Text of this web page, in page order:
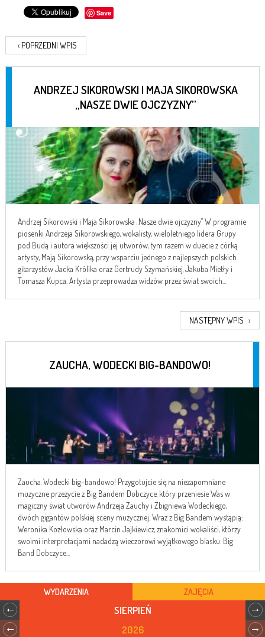
Save
‹ POPRZEDNI WPIS
ANDRZEJ SIKOROWSKI I MAJA SIKOROWSKA
„NASZE DWIE OJCZYZNY”
Andrzej Sikorowski i Maja Sikorowska „Nasze dwie ojczyzny” W programie
piosenki Andrzeja Sikorowskiego, wokalisty, wieloletniego lidera Grupy
pod Budą i autora większości jej utworów, tym razem w duecie z córką
artysty, Mają Sikorowską, przy wsparciu jednego z najlepszych polskich
gitarzystów Jacka Królika oraz Gertrudy Szymańskiej, Jakuba Mietły i
Tomasza Kupca. Artysta przeprowadza widzów przez świat swoich...
NASTĘPNY WPIS ›
ZAUCHA, WODECKI BIG-BANDOWO!
Zaucha, Wodecki big-bandowo! Przygotujcie się na niezapomniane
muzyczne przeżycie z Big Bandem Dobczyce, który przeniesie Was w
magiczny świat utworów Andrzeja Zauchy i Zbigniewa Wodeckiego,
dwóch gigantów polskiej sceny muzycznej. Wraz z Big Bandem wystąpią:
Weronika Kozłowska oraz Marcin Jajkiewicz, znakomici wokaliści, którzy
swoimi interpretacjami nadadzą wieczorowi wyjątkowego blasku. Big
Band Dobczyce...
WYDARZENIA ZAJĘCIA
SIERPIEŃ
2026